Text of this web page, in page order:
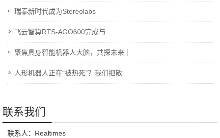
瑞泰新时代成为Stereolabs
飞云智算RTS-AGO600完成与
聚焦具身智能机器人大脑，共探未来｜
人形机器人正在“被热死”？我们把散
联系我们
联系人：Realtimes